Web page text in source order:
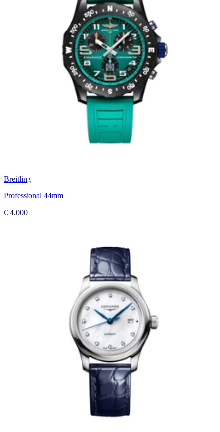
Breitling
Professional 44mm
€ 4.000